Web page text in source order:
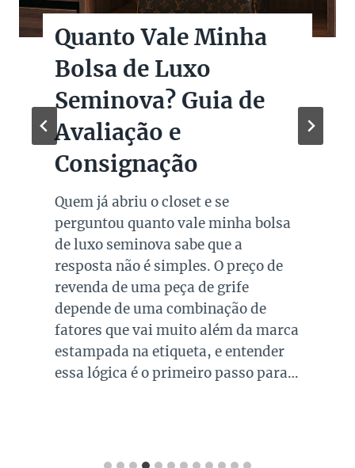
Quanto Vale Minha
Bolsa de Luxo
Seminova? Guia de
Avaliação e
Consignação
Quem já abriu o closet e se
perguntou quanto vale minha bolsa
de luxo seminova sabe que a
resposta não é simples. O preço de
revenda de uma peça de grife
depende de uma combinação de
fatores que vai muito além da marca
estampada na etiqueta, e entender
essa lógica é o primeiro passo para…